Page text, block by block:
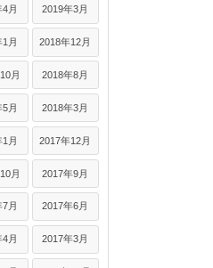
4月 2019年3月
1月 2018年12月
月 2018年8月
5月 2018年3月
1月 2017年12月
月 2017年9月
月 2017年6月
月 2017年3月